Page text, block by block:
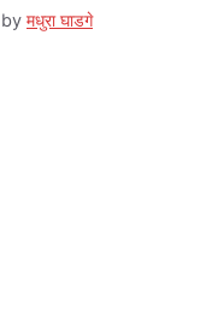
by मधुरा घाडगे